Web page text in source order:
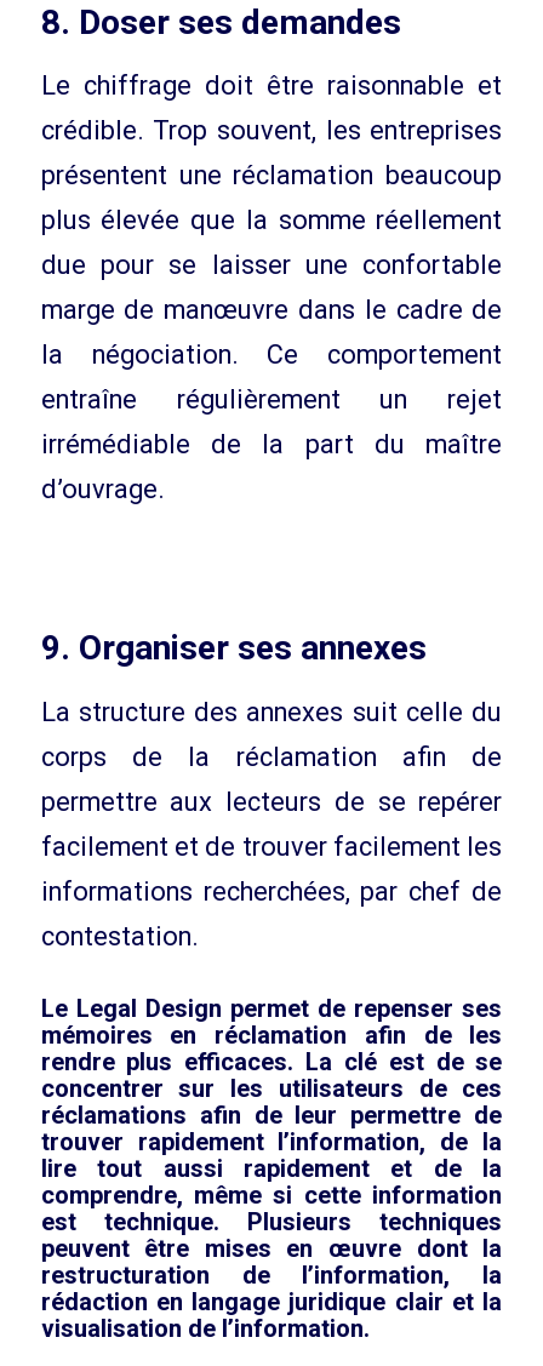
8. Doser ses demandes
Le chiffrage doit être raisonnable et
crédible. Trop souvent, les entreprises
présentent une réclamation beaucoup
plus élevée que la somme réellement
due pour se laisser une confortable
marge de manœuvre dans le cadre de
la négociation. Ce comportement
entraîne régulièrement un rejet
irrémédiable de la part du maître
d’ouvrage.
9. Organiser ses annexes
La structure des annexes suit celle du
corps de la réclamation afin de
permettre aux lecteurs de se repérer
facilement et de trouver facilement les
informations recherchées, par chef de
contestation.
Le Legal Design permet de repenser ses
mémoires en réclamation afin de les
rendre plus efficaces. La clé est de se
concentrer sur les utilisateurs de ces
réclamations afin de leur permettre de
trouver rapidement l’information, de la
lire tout aussi rapidement et de la
comprendre, même si cette information
est technique. Plusieurs techniques
peuvent être mises en œuvre dont la
restructuration de l’information, la
rédaction en langage juridique clair et la
visualisation de l’information.